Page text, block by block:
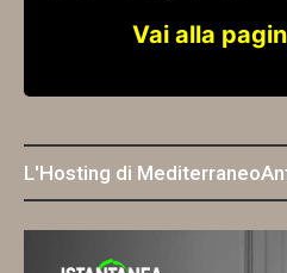
Vai alla
L'Hosting di